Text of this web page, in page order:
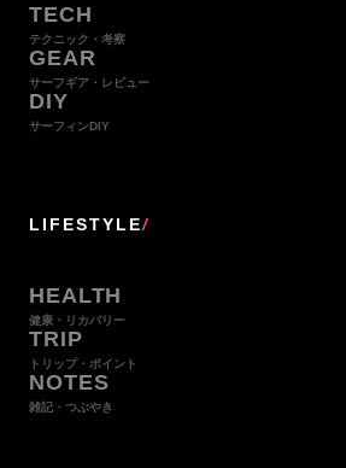
TECH
テクニック・考察
GEAR
サーフギア・レビュー
DIY
サーフィンDIY
LIFESTYLE/
HEALTH
健康・リカバリー
TRIP
トリップ・ポイント
NOTES
雑記・つぶやき